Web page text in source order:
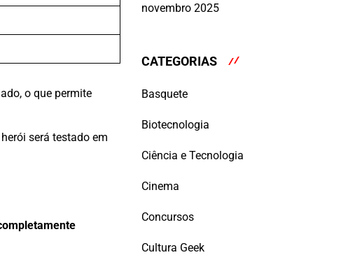
o que permite
será testado em
novembro 2025
CATEGORIAS
Basquete
Biotecnologia
Ciência e Tecnologia
Cinema
Concursos
Cultura Geek